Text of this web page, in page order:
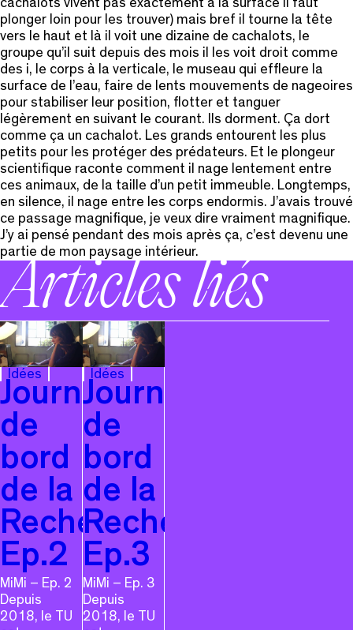
cachalots vivent pas exactement à la surface il faut
plonger loin pour les trouver) mais bref il tourne la tête
vers le haut et là il voit une dizaine de cachalots, le
groupe qu’il suit depuis des mois il les voit droit comme
des i, le corps à la verticale, le museau qui effleure la
surface de l’eau, faire de lents mouvements de nageoires
pour stabiliser leur position, flotter et tanguer
légèrement en suivant le courant. Ils dorment. Ça dort
comme ça un cachalot. Les grands entourent les plus
petits pour les protéger des prédateurs. Et le plongeur
scientifique raconte comment il nage lentement entre
ces animaux, de la taille d’un petit immeuble. Longtemps,
en silence, il nage entre les corps endormis. J’avais trouvé
ce passage magnifique, je veux dire vraiment magnifique.
J’y ai pensé pendant des mois après ça, c’est devenu une
partie de mon paysage intérieur.
Articles liés
Idées
Journal
de
bord
de la
Recherche,
Ep.2
MiMi – Ep. 2
Depuis
2018, le TU
Idées
Journal
de
bord
de la
Recherche,
Ep.3
MiMi – Ep. 3
Depuis
2018, le TU